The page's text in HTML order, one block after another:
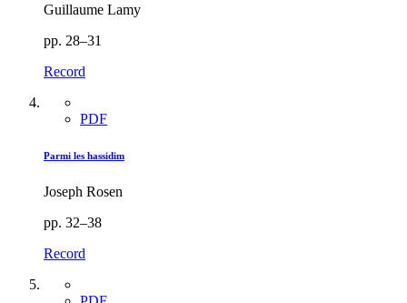
Guillaume Lamy
pp. 28–31
Record
PDF
Parmi les hassidim
Joseph Rosen
pp. 32–38
Record